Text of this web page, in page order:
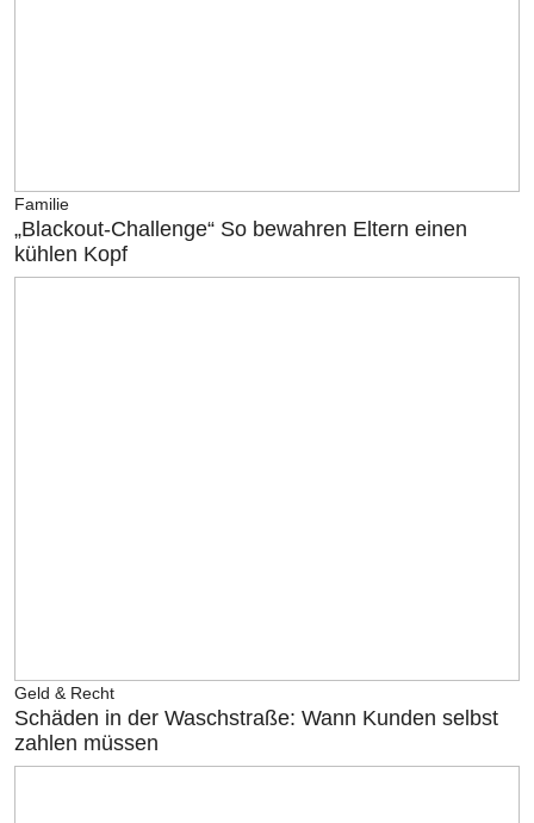
Familie
„Blackout-Challenge“ So bewahren Eltern einen
kühlen Kopf
Geld & Recht
Schäden in der Waschstraße: Wann Kunden selbst
zahlen müssen